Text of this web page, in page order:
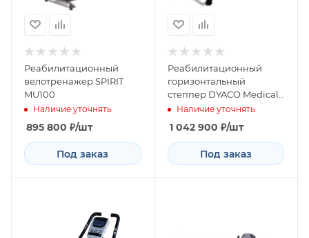
Реабилитационный
велотренажер SPIRIT
MU100
Наличие уточнять
895 800 ₽/шт
Под заказ
Реабилитационный
горизонтальный
степпер DYACO Medical
7.0SНаличие уточнять
1 042 900 ₽/шт
Под заказ